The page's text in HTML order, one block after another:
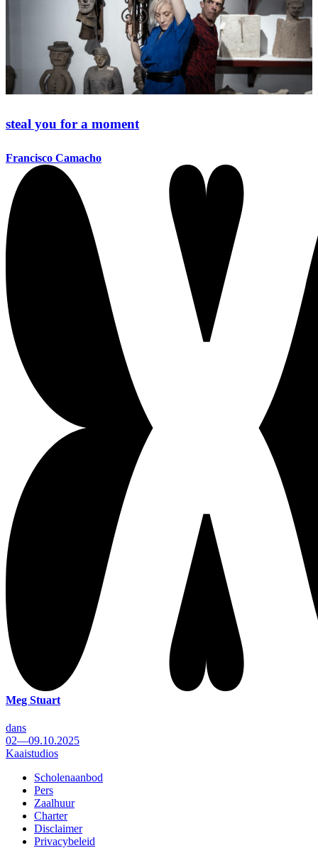
steal you for a moment
Francisco Camacho
Meg Stuart
dans
02—09.10.2025
Kaaistudios
Footer
Scholenaanbod
Pers
Zaalhuur
Charter
Disclaimer
Privacybeleid